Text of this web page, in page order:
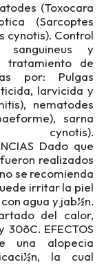
(Toxocara
(Sarcoptes
cynotis). Control
sanguineus y
tratamiento de
por: Pulgas
larvicida y
nematodes
sarna
cynotis).
Dado que
realizados
se recomienda
irritar la piel
agua y jab½n.
del calor,
EFECTOS
una alopecia
la cual